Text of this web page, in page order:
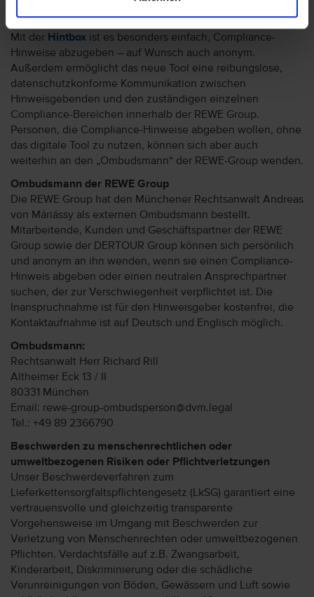
REWE Group finden Siehier.
Mit der Hintbox ist es besonders einfach, Compliance-
Hinweise abzugeben – auf Wunsch auch anonym.
Außerdem ermöglicht das neue Tool eine reibungslose,
datenschutzkonforme Kommunikation zwischen
Hinweisgebenden und den zuständigen einzelnen
Compliance-Bereichen innerhalb der REWE Group.
Personen, die Compliance-Hinweise abgeben wollen, ohne
das digitale Tool zu nutzen, können sich aber auch
weiterhin an den „Ombudsmann“ der REWE-Group wenden.
Ombudsmann der REWE Group
Die REWE Group hat den Münchener Rechtsanwalt Andreas
von Máriássy als externen Ombudsmann bestellt.
Mitarbeitende, Kunden und Geschäftspartner der REWE
Group sowie der DERTOUR Group können sich persönlich
und anonym an ihn wenden, wenn sie einen Compliance-
Hinweis abgeben oder einen neutralen Ansprechpartner
suchen, der zur Verschwiegenheit verpflichtet ist. Die
Inanspruchnahme ist für den Hinweisgeber kostenfrei, die
Kontaktaufnahme ist auf Deutsch und Englisch möglich.
Ombudsmann:
Rechtsanwalt Herr Richard Rill
Altheimer Eck 13 / II
80331 München
Email: rewe-group-ombudsperson@dvm.legal
Tel.: +49 89 2366790
Beschwerden zu menschenrechtlichen oder
umweltbezogenen Risiken oder Pflichtverletzungen
Unser Beschwerdeverfahren zum
Lieferkettensorgfaltspflichtengesetz (LkSG) garantiert eine
vertrauensvolle und gleichzeitig transparente
Vorgehensweise im Umgang mit Beschwerden zur
Verletzung von Menschenrechten oder umweltbezogenen
Pflichten. Verdachtsfälle auf z.B. Zwangsarbeit,
Kinderarbeit, Diskriminierung oder die schädliche
Verunreinigungen von Böden, Gewässern und Luft sowie